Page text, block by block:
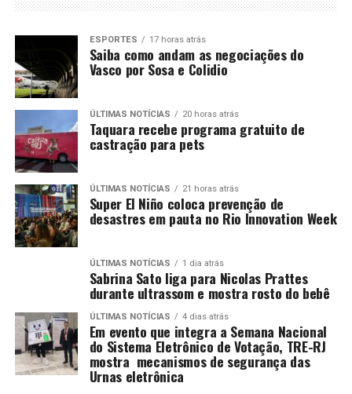
ESPORTES 17 horas atrás
Saiba como andam as negociações do
Vasco por Sosa e Colidio
ÚLTIMAS NOTÍCIAS 20 horas atrás
Taquara recebe programa gratuito de
castração para pets
ÚLTIMAS NOTÍCIAS 21 horas atrás
Super El Niño coloca prevenção de
desastres em pauta no Rio Innovation Week
ÚLTIMAS NOTÍCIAS 1 dia atrás
Sabrina Sato liga para Nicolas Prattes
durante ultrassom e mostra rosto do bebê
ÚLTIMAS NOTÍCIAS 4 dias atrás
Em evento que integra a Semana Nacional
do Sistema Eletrônico de Votação, TRE-RJ
mostra mecanismos de segurança das
Urnas eletrônica